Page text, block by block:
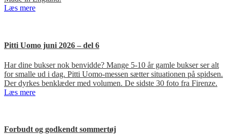
Læs mere
Pitti Uomo juni 2026 – del 6
Har dine bukser nok benvidde? Mange 5-10 år gamle bukser ser alt
for smalle ud i dag. Pitti Uomo-messen sætter situationen på spidsen.
Der dyrkes benklæder med volumen. De sidste 30 foto fra Firenze.
Læs mere
Forbudt og godkendt sommertøj